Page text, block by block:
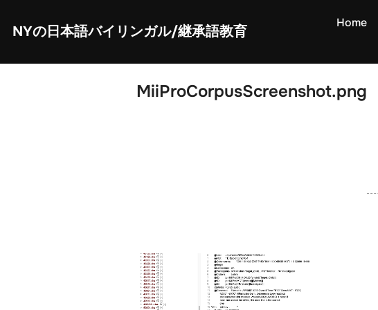
content
NYの日本語バイリンガル/継承語教育
Home
MiiProCorpusScreenshot.png